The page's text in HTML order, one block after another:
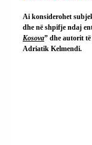
Ai konsiderohet
dhe në shpifje ndaj
Kosova” dhe autorit
Adriatik Kelmendi.